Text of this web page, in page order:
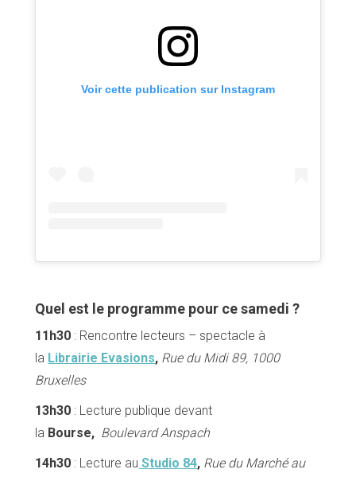
A propos
Voir cette publication sur Instagram
Quel est le programme pour ce samedi ?
11h30 : Rencontre lecteurs – spectacle à
la Librairie Evasions, Rue du Midi 89, 1000
Bruxelles
13h30 : Lecture publique devant
la Bourse, Boulevard Anspach
14h30 : Lecture au Studio 84, Rue du Marché au